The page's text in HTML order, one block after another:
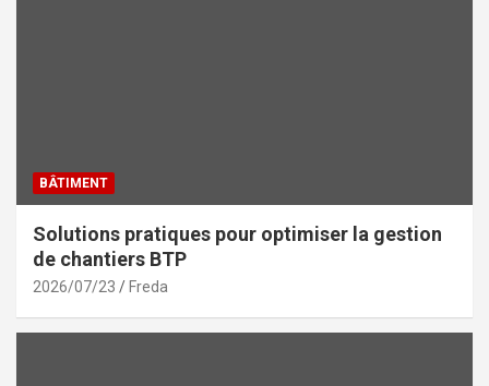
BÂTIMENT
Solutions pratiques pour optimiser la gestion
de chantiers BTP
2026/07/23 Freda